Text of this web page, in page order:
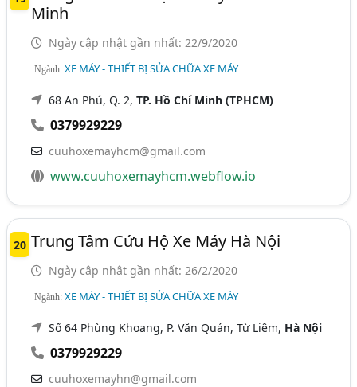
Minh
Ngày cập nhật gần nhất: 22/9/2020
Ngành:XE MÁY - THIẾT BỊ SỬA CHỮA XE MÁY
68 An Phú, Q. 2,TP. Hồ Chí Minh (TPHCM)
0379929229
cuuhoxemayhcm@gmail.com
www.cuuhoxemayhcm.webflow.io
20 Trung Tâm Cứu Hộ Xe Máy Hà Nội
Ngày cập nhật gần nhất: 26/2/2020
Ngành:XE MÁY - THIẾT BỊ SỬA CHỮA XE MÁY
Số 64 Phùng Khoang, P. Văn Quán, Từ Liêm, Hà Nội
0379929229
cuuhoxemayhn@gmail.com